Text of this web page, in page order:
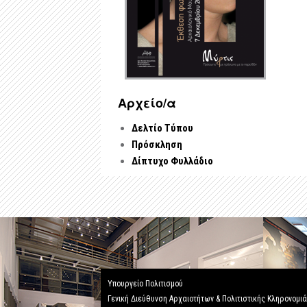
Αρχείo/α
Δελτίο Τύπου
Πρόσκληση
Δίπτυχο Φυλλάδιο
Υπουργείο Πολιτισμού
Γενική Διεύθυνση Αρχαιοτήτων & Πολιτιστικής